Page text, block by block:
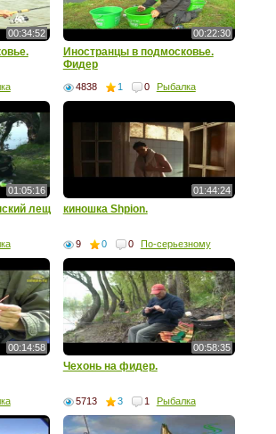
00:34:52 00:22:30
Иностранцы в подмосковье.
Фидер
4838 1 0 Рыбалка
01:05:16
лещ
01:44:24
киношка Shpion.
9 0 0 По-серьезному
00:14:58 00:58:35
Чехонь на фидер.
5713 3 1 Рыбалка